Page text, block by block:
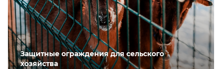
Защитные ограждения для сельского
хозяйства